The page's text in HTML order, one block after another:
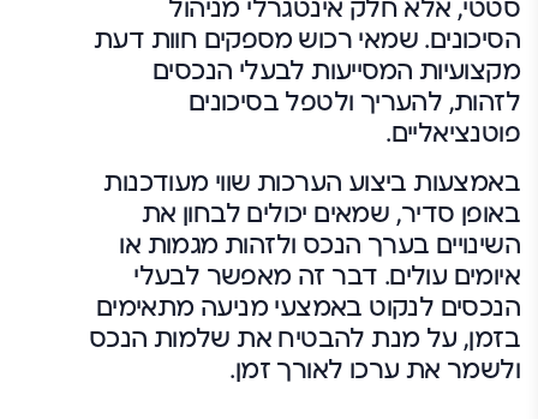
סטטי, אלא חלק אינטגרלי מניהול
הסיכונים. שמאי רכוש מספקים חוות דעת
מקצועיות המסייעות לבעלי הנכסים
לזהות, להעריך ולטפל בסיכונים
פוטנציאליים.
באמצעות ביצוע הערכות שווי מעודכנות
באופן סדיר, שמאים יכולים לבחון את
השינויים בערך הנכס ולזהות מגמות או
איומים עולים. דבר זה מאפשר לבעלי
הנכסים לנקוט באמצעי מניעה מתאימים
בזמן, על מנת להבטיח את שלמות הנכס
ולשמר את ערכו לאורך זמן.